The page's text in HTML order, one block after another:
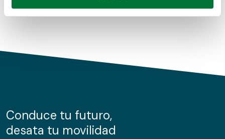
Obtenga más información sobre cómo se procesan sus
de cookies.
información sobre el uso que haga del sitio web con
nuestros partners de redes sociales, publicidad y análisis
Conduce tu futuro,
desata tu movilidad